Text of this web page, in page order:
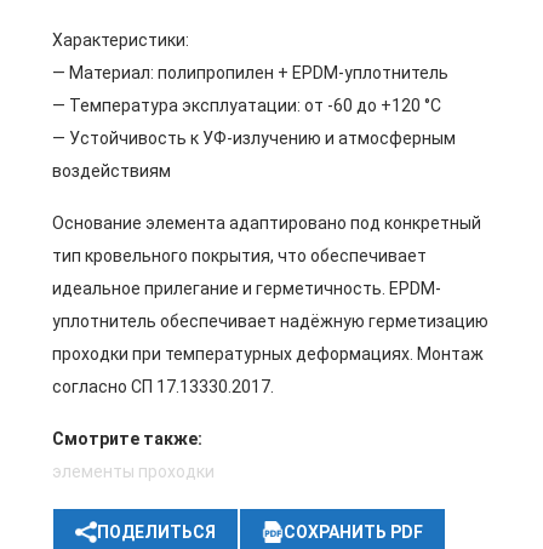
Характеристики:
— Материал: полипропилен + EPDM-уплотнитель
— Температура эксплуатации: от -60 до +120 °C
— Устойчивость к УФ-излучению и атмосферным
воздействиям
Основание элемента адаптировано под конкретный
тип кровельного покрытия, что обеспечивает
идеальное прилегание и герметичность. EPDM-
уплотнитель обеспечивает надёжную герметизацию
проходки при температурных деформациях. Монтаж
согласно СП 17.13330.2017.
Смотрите также:
элементы проходки
ПОДЕЛИТЬСЯ СОХРАНИТЬ PDF